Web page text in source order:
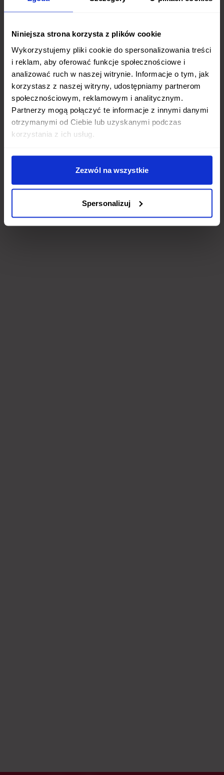
Niniejsza strona korzysta z plików cookie
Wykorzystujemy pliki cookie do spersonalizowania treści
i reklam, aby oferować funkcje społecznościowe i
analizować ruch w naszej witrynie. Informacje o tym, jak
korzystasz z naszej witryny, udostępniamy partnerom
społecznościowym, reklamowym i analitycznym.
Partnerzy mogą połączyć te informacje z innymi danymi
otrzymanymi od Ciebie lub uzyskanymi podczas
korzystania z ich usług.
Zezwól na wszystkie
Spersonalizuj